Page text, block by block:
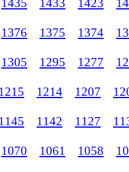
1435 1433 1423
1376 1375 1374
1305 1295 1277
1215 1214 1207
1145 1142 1127
1070 1061 1058